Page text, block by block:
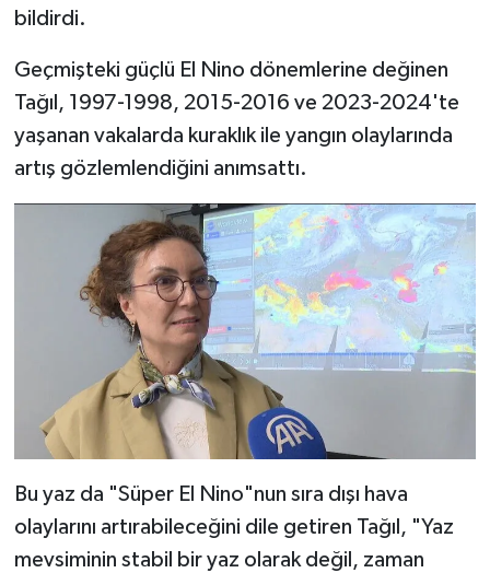
bildirdi.
Geçmişteki güçlü El Nino dönemlerine değinen
Tağıl, 1997-1998, 2015-2016 ve 2023-2024'te
yaşanan vakalarda kuraklık ile yangın olaylarında
artış gözlemlendiğini anımsattı.
Bu yaz da "Süper El Nino"nun sıra dışı hava
olaylarını artırabileceğini dile getiren Tağıl, "Yaz
mevsiminin stabil bir yaz olarak değil, zaman